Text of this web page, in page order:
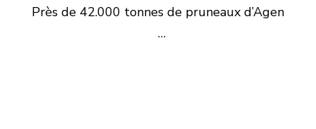
Près de 42.000 tonnes de pruneaux d’Agen
…